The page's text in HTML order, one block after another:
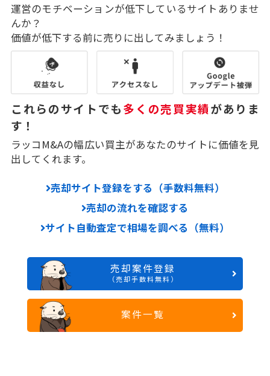
運営のモチベーションが低下しているサイトありませ
んか？
価値が低下する前に売りに出してみましょう！
これらのサイトでも多くの売買実績がありま
す！
ラッコM&Aの幅広い買主があなたのサイトに価値を見
出してくれます。
売却サイト登録をする（手数料無料）
売却の流れを確認する
サイト自動査定で相場を調べる（無料）
売却案件登録
（売却手数料無料）
案件一覧